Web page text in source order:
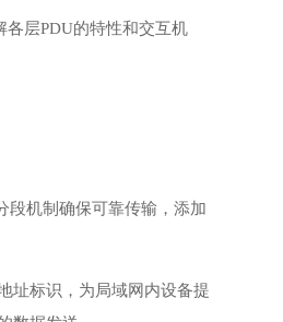
层PDU的特性和交互机
机制确保可靠传输，添加
址标识，为局域网内设备提